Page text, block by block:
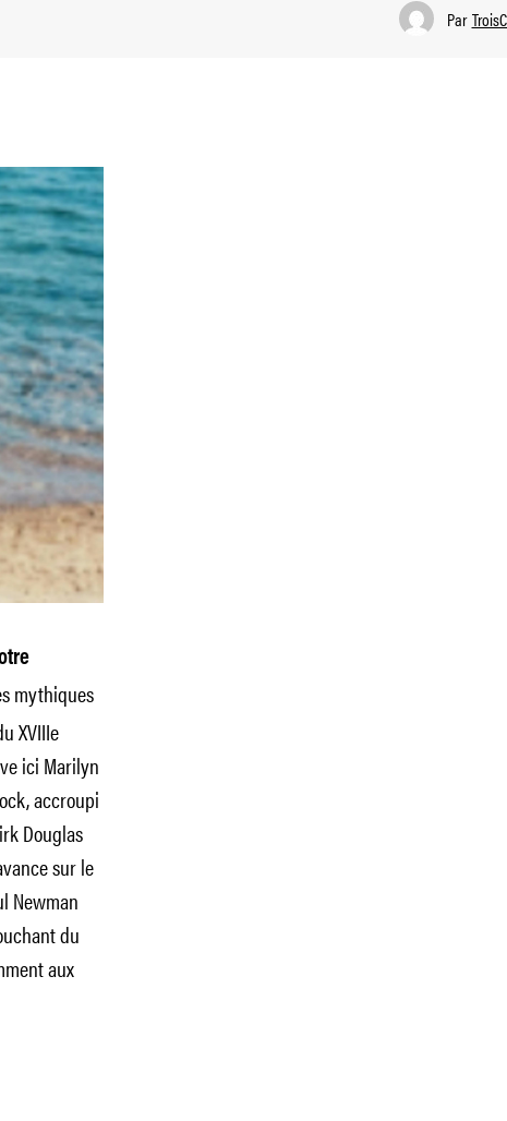
Par
mythiques
XVIIIe
ici Marilyn
accroupi
Douglas
sur le
Newman
du
aux